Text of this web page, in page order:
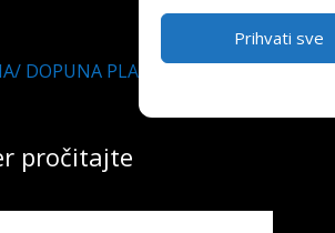
Prihvati sve
DOPUNA PLANA NABAVKI ZA 2024.
pročitajte